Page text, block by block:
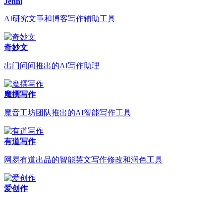
AI研究文章和博客写作辅助工具
奇妙文
出门问问推出的AI写作助理
魔撰写作
魔音工坊团队推出的AI智能写作工具
有道写作
网易有道出品的智能英文写作修改和润色工具
爱创作